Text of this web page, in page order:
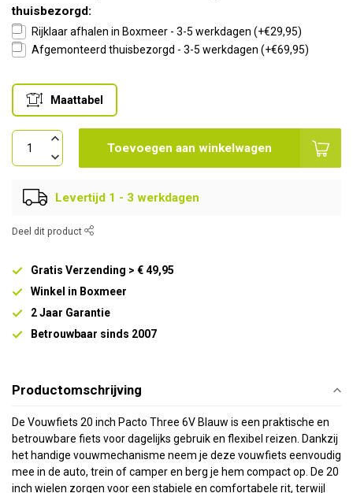
thuisbezorgd:
Rijklaar afhalen in Boxmeer - 3-5 werkdagen (+€29,95)
Afgemonteerd thuisbezorgd - 3-5 werkdagen (+€69,95)
Maattabel
Toevoegen aan winkelwagen
Levertijd 1 - 3 werkdagen
Deel dit product
Gratis Verzending > € 49,95
Winkel in Boxmeer
2 Jaar Garantie
Betrouwbaar sinds 2007
Productomschrijving
De Vouwfiets 20 inch Pacto Three 6V Blauw is een praktische en
betrouwbare fiets voor dagelijks gebruik en flexibel reizen. Dankzij
het handige vouwmechanisme neem je deze vouwfiets eenvoudig
mee in de auto, trein of camper en berg je hem compact op. De 20
inch wielen zorgen voor een stabiele en comfortabele rit, terwijl